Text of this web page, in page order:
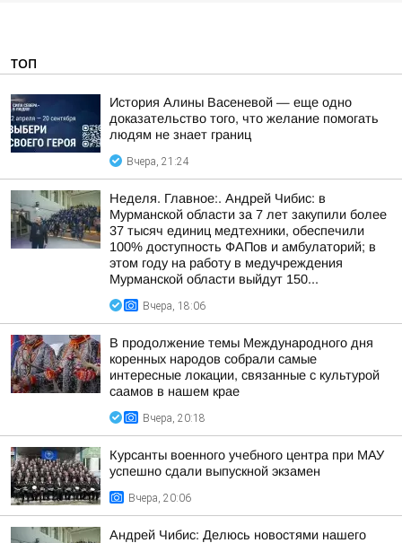
ТОП
История Алины Васеневой — еще одно
доказательство того, что желание помогать
людям не знает границ
Вчера, 21:24
Неделя. Главное:. Андрей Чибис: в
Мурманской области за 7 лет закупили более
37 тысяч единиц медтехники, обеспечили
100% доступность ФАПов и амбулаторий; в
этом году на работу в медучреждения
Мурманской области выйдут 150...
Вчера, 18:06
В продолжение темы Международного дня
коренных народов собрали самые
интересные локации, связанные с культурой
саамов в нашем крае
Вчера, 20:18
Курсанты военного учебного центра при МАУ
успешно сдали выпускной экзамен
Вчера, 20:06
Андрей Чибис: Делюсь новостями нашего